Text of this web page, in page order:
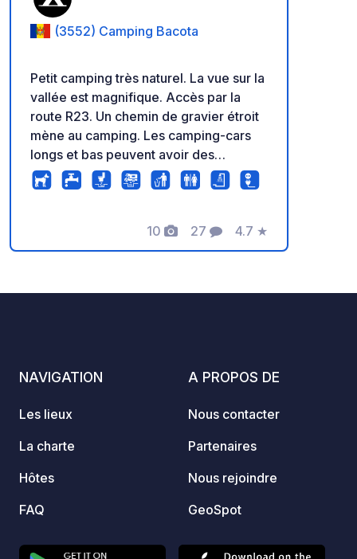
(3552) Camping Bacota
Petit camping très naturel. La vue sur la
vallée est magnifique. Accès par la
route R23. Un chemin de gravier étroit
mène au camping. Les camping-cars
longs et bas peuvent avoir des
difficultés à accéder à notre
emplacement par temps humide.
10
Photos
27
Commentaires
4.7
Note
★
NAVIGATION
Les lieux
La charte
Hôtes
FAQ
A PROPOS DE
Nous contacter
Partenaires
Nous rejoindre
GeoSpot